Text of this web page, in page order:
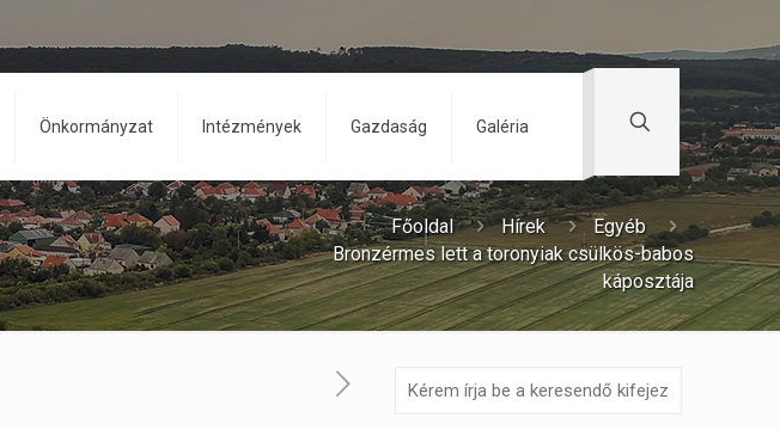
Önkormányzat Intézmények Gazdaság Galéria
Főoldal Hírek
Egyéb
Bronzérmes lett a toronyiak csülkös-babos
káposztája